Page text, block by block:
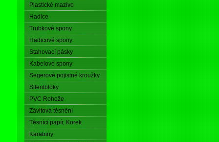
Plastické mazivo
Hadice
Trubkové spony
Hadicové spony
Stahovací pásky
Kabelové spony
Segerové pojistné kroužky
Silentbloky
PVC Rohože
Závitová těsnění
Těsnící papír, Korek
Karabiny